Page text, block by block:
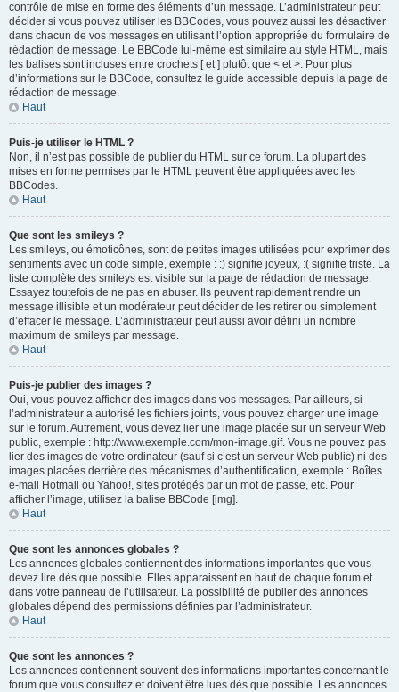
contrôle de mise en forme des éléments d’un message. L’administrateur peut
décider si vous pouvez utiliser les BBCodes, vous pouvez aussi les désactiver
dans chacun de vos messages en utilisant l’option appropriée du formulaire de
rédaction de message. Le BBCode lui-même est similaire au style HTML, mais
les balises sont incluses entre crochets [ et ] plutôt que < et >. Pour plus
d’informations sur le BBCode, consultez le guide accessible depuis la page de
rédaction de message.
Haut
Puis-je utiliser le HTML ?
Non, il n’est pas possible de publier du HTML sur ce forum. La plupart des
mises en forme permises par le HTML peuvent être appliquées avec les
BBCodes.
Haut
Que sont les smileys ?
Les smileys, ou émoticônes, sont de petites images utilisées pour exprimer des
sentiments avec un code simple, exemple : :) signifie joyeux, :( signifie triste. La
liste complète des smileys est visible sur la page de rédaction de message.
Essayez toutefois de ne pas en abuser. Ils peuvent rapidement rendre un
message illisible et un modérateur peut décider de les retirer ou simplement
d’effacer le message. L’administrateur peut aussi avoir défini un nombre
maximum de smileys par message.
Haut
Puis-je publier des images ?
Oui, vous pouvez afficher des images dans vos messages. Par ailleurs, si
l’administrateur a autorisé les fichiers joints, vous pouvez charger une image
sur le forum. Autrement, vous devez lier une image placée sur un serveur Web
public, exemple : http://www.exemple.com/mon-image.gif. Vous ne pouvez pas
lier des images de votre ordinateur (sauf si c’est un serveur Web public) ni des
images placées derrière des mécanismes d’authentification, exemple : Boîtes
e-mail Hotmail ou Yahoo!, sites protégés par un mot de passe, etc. Pour
afficher l’image, utilisez la balise BBCode [img].
Haut
Que sont les annonces globales ?
Les annonces globales contiennent des informations importantes que vous
devez lire dès que possible. Elles apparaissent en haut de chaque forum et
dans votre panneau de l’utilisateur. La possibilité de publier des annonces
globales dépend des permissions définies par l’administrateur.
Haut
Que sont les annonces ?
Les annonces contiennent souvent des informations importantes concernant le
forum que vous consultez et doivent être lues dès que possible. Les annonces